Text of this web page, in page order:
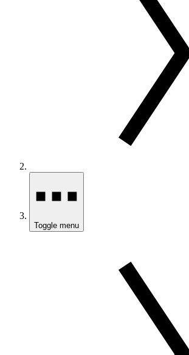
Toggle menu